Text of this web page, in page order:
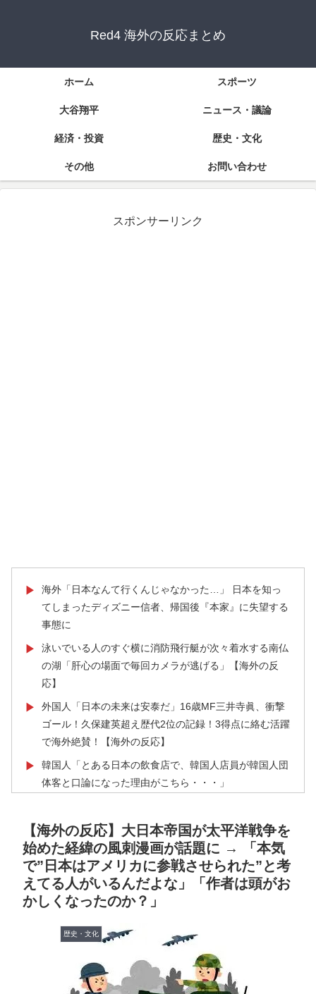
Red4 海外の反応まとめ
ホーム スポーツ
大谷翔平 ニュース・議論
経済・投資 歴史・文化
その他 お問い合わせ
スポンサーリンク
▶
海外「日本なんて行くんじゃなかった…」 日本を知っ
てしまったディズニー信者、帰国後『本家』に失望する
事態に
▶
泳いでいる人のすぐ横に消防飛行艇が次々着水する南仏
の湖「肝心の場面で毎回カメラが逃げる」【海外の反
応】
▶
外国人「日本の未来は安泰だ」16歳MF三井寺眞、衝撃
ゴール！久保建英超え歴代2位の記録！3得点に絡む活躍
で海外絶賛！【海外の反応】
▶
韓国人「とある日本の飲食店で、韓国人店員が韓国人団
体客と口論になった理由がこちら・・・」
権に泣き付くも無視されて海外失笑！【海外の反応】
▶ 海外「お前らの国に他愛のない対立ってある？」日本
「エスカレーターの立つ位置」
▶ ワールドカップは誰のものか FIFA新会社構想が10日
足らずで撤回された理由【海外の反応・解説】
韓国人「日本のアニメ業界で100年続いている暗黙の伝
統がこちら・・・」
海外「日本人はなんて気高いんだ！」 英高級紙も驚愕
した極限の中の日本人の姿に世界が衝撃
【海外の反応】大日本帝国が太平洋戦争を
始めた経緯の風刺漫画が話題に → 「本気
で”日本はアメリカに参戦させられた”と考
えてる人がいるんだよな」「作者は頭がお
かしくなったのか？」
歴史・文化